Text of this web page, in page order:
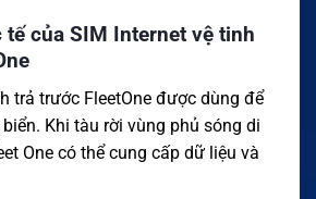
của SIM Internet vệ tinh
trả trước FleetOne được dùng để
Khi tàu rời vùng phủ sóng di
One có thể cung cấp dữ liệu và